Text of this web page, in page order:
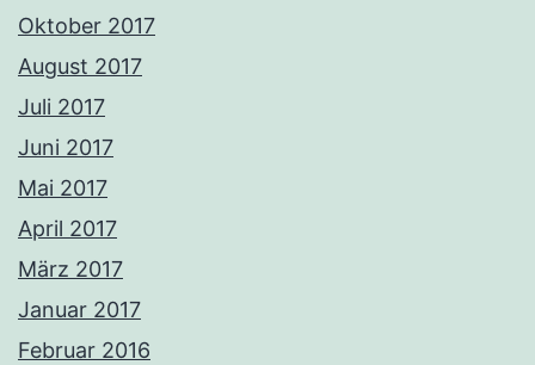
Oktober 2017
August 2017
Juli 2017
Juni 2017
Mai 2017
April 2017
März 2017
Januar 2017
Februar 2016